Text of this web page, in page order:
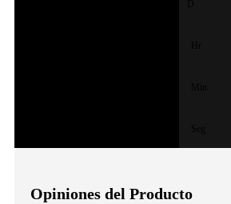
Opiniones del Producto